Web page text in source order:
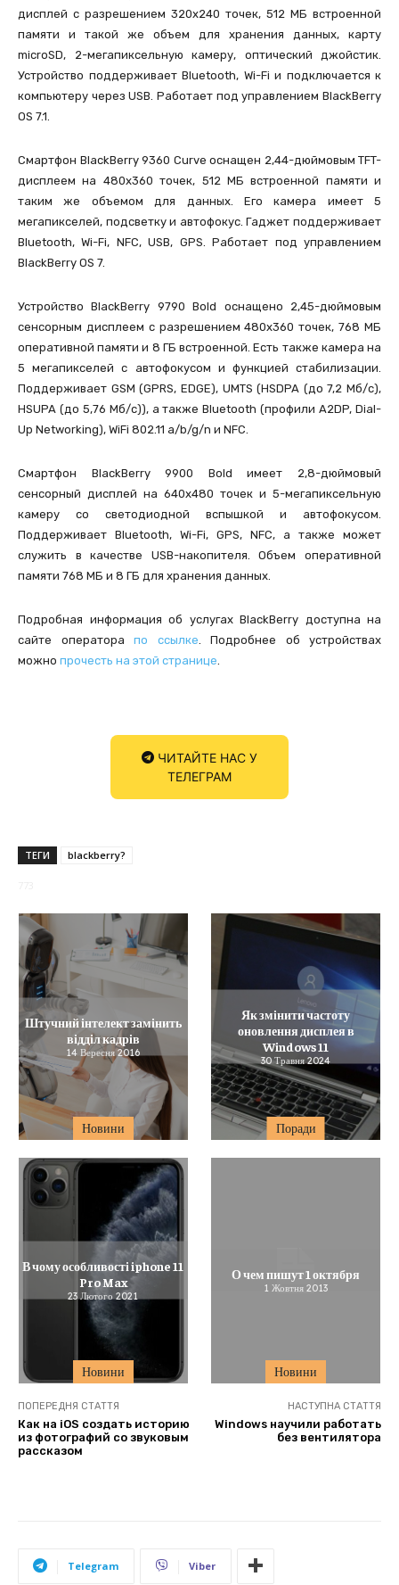
дисплей с разрешением 320х240 точек, 512 МБ встроенной
памяти и такой же объем для хранения данных, карту
microSD, 2-мегапиксельную камеру, оптический джойстик.
Устройство поддерживает Bluetooth, Wi-Fi и подключается к
компьютеру через USB. Работает под управлением BlackBerry
OS 7.1.
Смартфон BlackBerry 9360 Curve оснащен 2,44-дюймовым TFT-
дисплеем на 480х360 точек, 512 МБ встроенной памяти и
таким же объемом для данных. Его камера имеет 5
мегапикселей, подсветку и автофокус. Гаджет поддерживает
Bluetooth, Wi-Fi, NFC, USB, GPS. Работает под управлением
BlackBerry OS 7.
Устройство BlackBerry 9790 Bold оснащено 2,45-дюймовым
сенсорным дисплеем с разрешением 480х360 точек, 768 МБ
оперативной памяти и 8 ГБ встроенной. Есть также камера на
5 мегапикселей с автофокусом и функцией стабилизации.
Поддерживает GSM (GPRS, EDGE), UMTS (HSDPA (до 7,2 Мб/с),
HSUPA (до 5,76 Мб/с)), а также Bluetooth (профили A2DP, Dial-
Up Networking), WiFi 802.11 a/b/g/n и NFC.
Смартфон BlackBerry 9900 Bold имеет 2,8-дюймовый
сенсорный дисплей на 640х480 точек и 5-мегапиксельную
камеру со светодиодной вспышкой и автофокусом.
Поддерживает Bluetooth, Wi-Fi, GPS, NFC, а также может
служить в качестве USB-накопителя. Объем оперативной
памяти 768 МБ и 8 ГБ для хранения данных.
Подробная информация об услугах BlackBerry доступна на
сайте оператора по ссылке. Подробнее об устройствах
можно прочесть на этой странице.
ЧИТАЙТЕ НАС У
ТЕЛЕГРАМ
ТЕГИ blackberry?
Новини
Штучний інтелект замінить
відділ кадрів
14 Вересня 2016
Поради
Як змінити частоту
оновлення дисплея в
Windows 11
30 Травня 2024
Новини
В чому особливості iphone 11
Pro Max
23 Лютого 2021
Новини
О чем пишут 1 октября
1 Жовтня 2013
ПОПЕРЕДНЯ СТАТТЯ
Как на iOS создать историю
из фотографий со звуковым
рассказом
НАСТУПНА СТАТТЯ
Windows научили работать
без вентилятора
Telegram Viber